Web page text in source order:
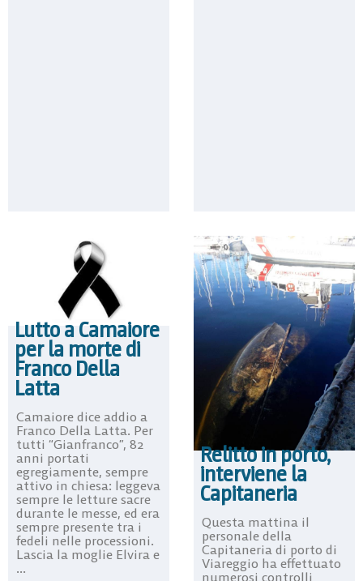
Lutto a Camaiore
per la morte di
Franco Della
Latta
Camaiore dice addio a
Franco Della Latta. Per
tutti “Gianfranco”, 82
anni portati
egregiamente, sempre
attivo in chiesa: leggeva
sempre le letture sacre
durante le messe, ed era
sempre presente tra i
fedeli nelle processioni.
Lascia la moglie Elvira e
...
Relitto in porto,
interviene la
Capitaneria
Questa mattina il
personale della
Capitaneria di porto di
Viareggio ha effettuato
numerosi controlli